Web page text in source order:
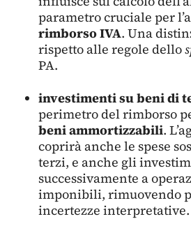
parametro cruciale per
rimborso IVA. Una
rispetto alle regole dello
PA.
investimenti su beni di
perimetro del rimborso
beni ammortizzabili.
coprirà anche le spese
terzi, e anche gli
successivamente a
imponibili, rimuovendo
incertezze interpretative.